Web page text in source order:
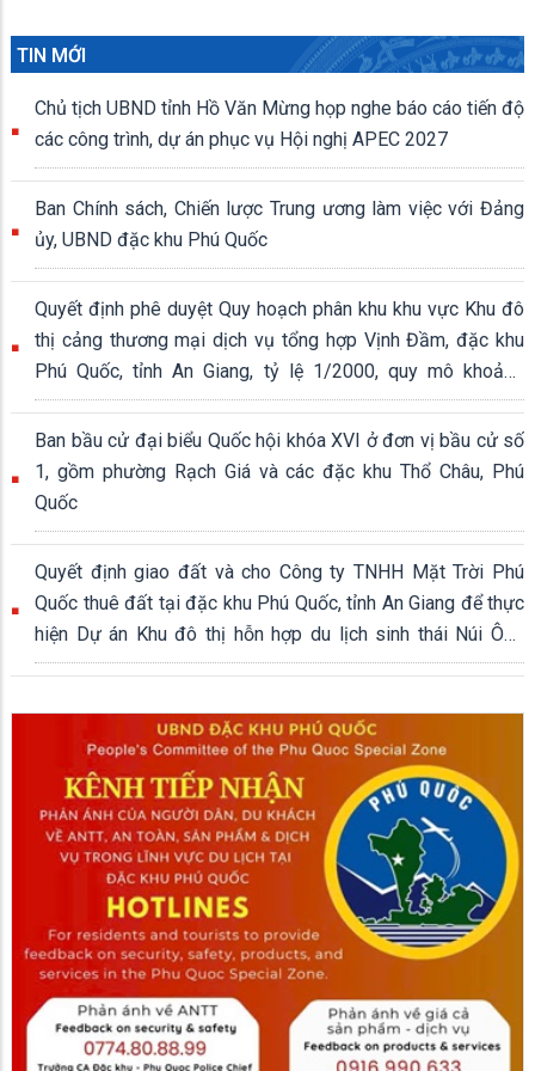
TIN MỚI
Chủ tịch UBND tỉnh Hồ Văn Mừng họp nghe báo cáo tiến độ
các công trình, dự án phục vụ Hội nghị APEC 2027
Ban Chính sách, Chiến lược Trung ương làm việc với Đảng
ủy, UBND đặc khu Phú Quốc
Quyết định phê duyệt Quy hoạch phân khu khu vực Khu đô
thị cảng thương mại dịch vụ tổng hợp Vịnh Đầm, đặc khu
Phú Quốc, tỉnh An Giang, tỷ lệ 1/2000, quy mô khoảng
339,04 ha
Ban bầu cử đại biểu Quốc hội khóa XVI ở đơn vị bầu cử số
1, gồm phường Rạch Giá và các đặc khu Thổ Châu, Phú
Quốc
Quyết định giao đất và cho Công ty TNHH Mặt Trời Phú
Quốc thuê đất tại đặc khu Phú Quốc, tỉnh An Giang để thực
hiện Dự án Khu đô thị hỗn hợp du lịch sinh thái Núi Ông
Quán